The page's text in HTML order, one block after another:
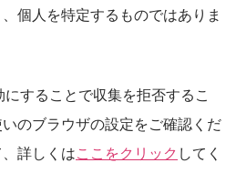
個人を特定するものではありま
することで収集を拒否するこ
のブラウザの設定をご確認くだ
詳しくはここをクリック してく